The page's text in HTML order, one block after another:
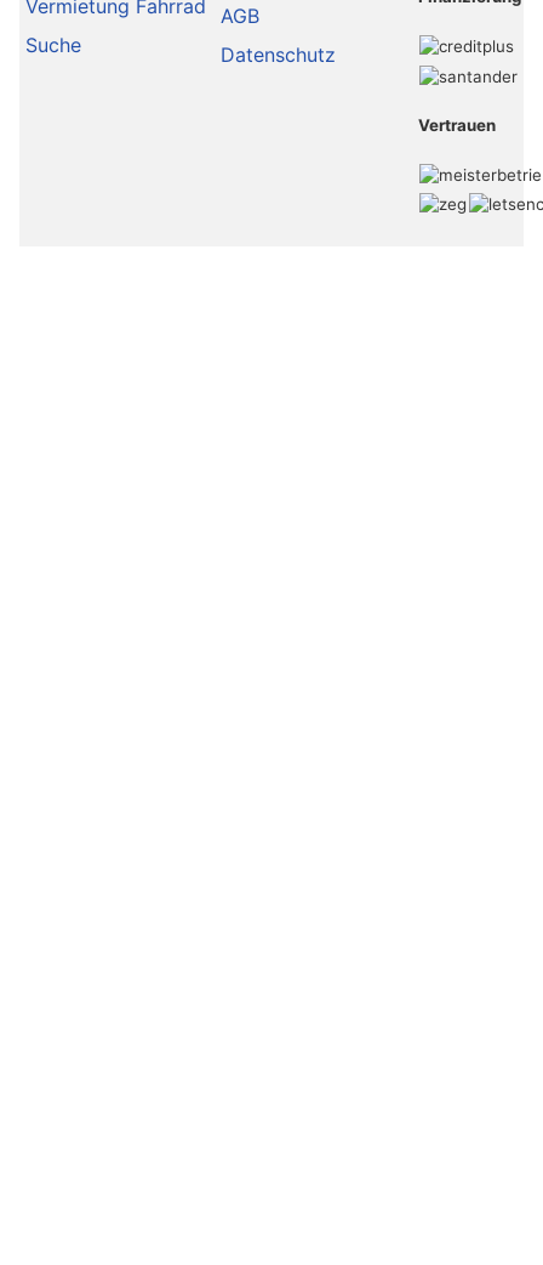
Vermietung Fahrrad
Suche
AGB
Datenschutz
Vertrauen